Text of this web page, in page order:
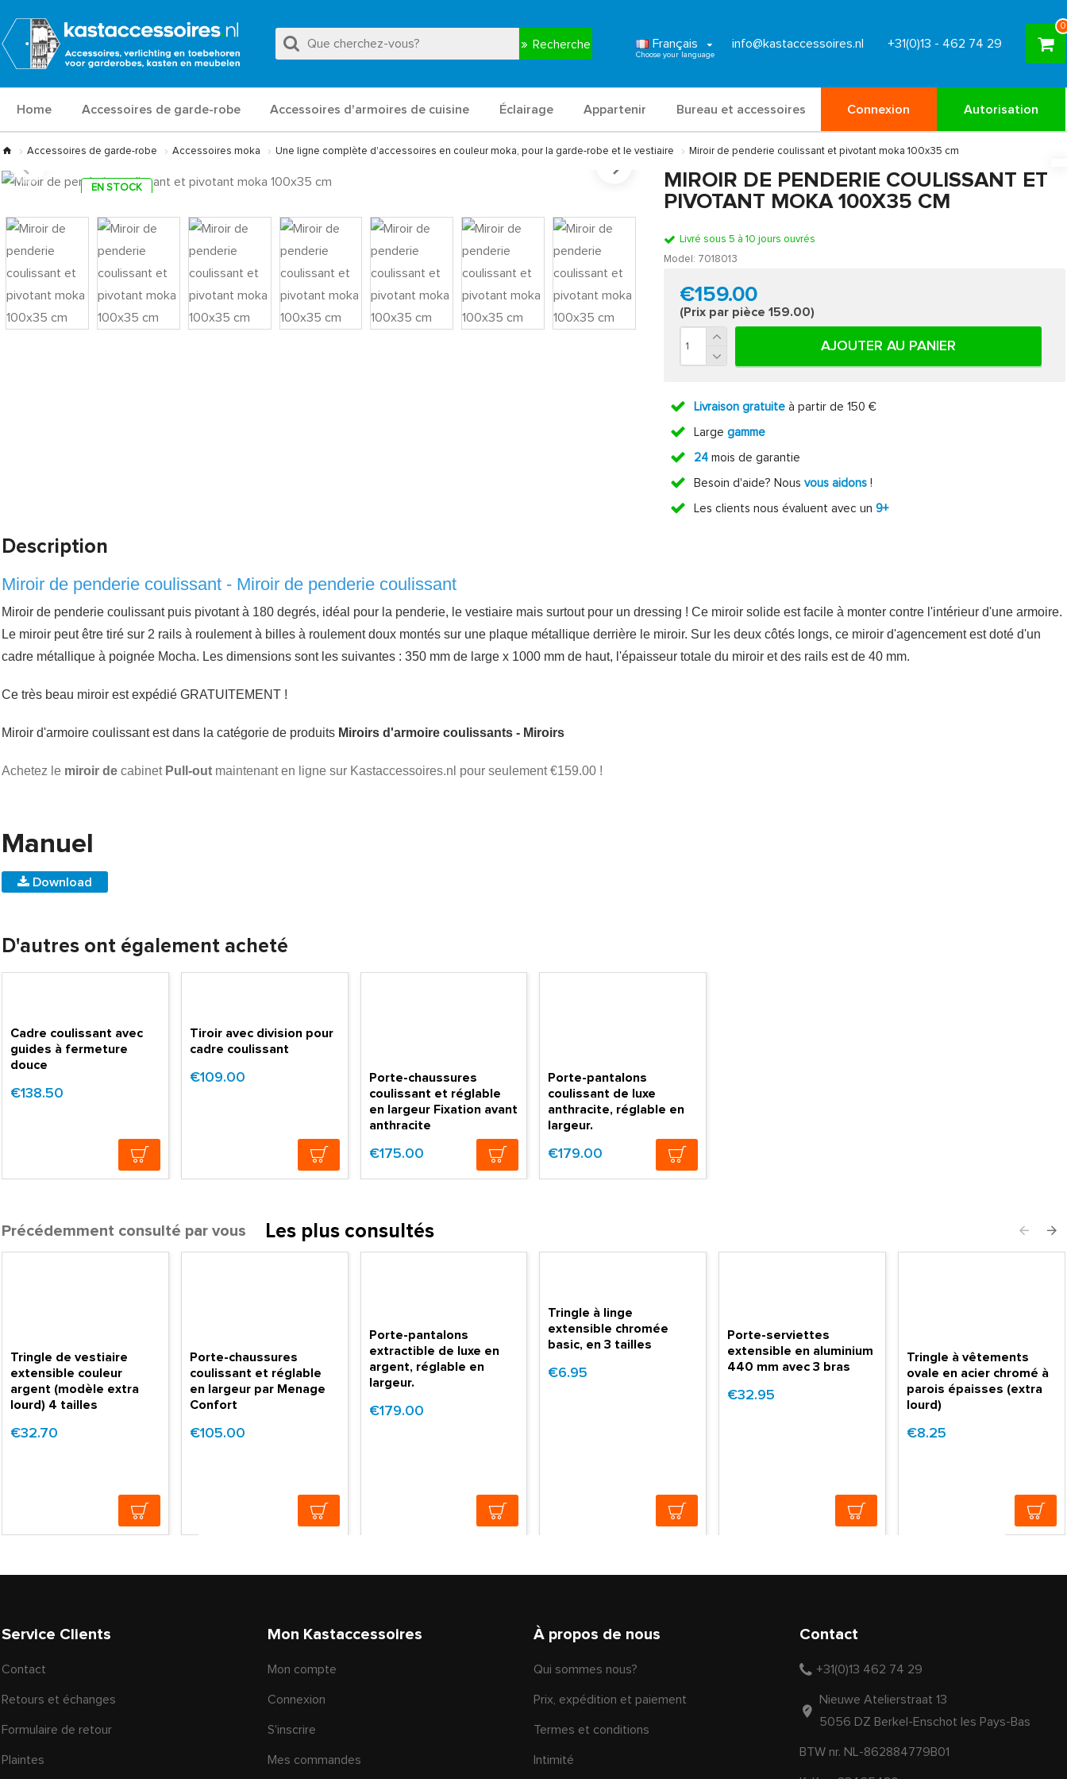
Recherche Français info@kastaccessoires.nl +31(0)13 - 462 74 29
0
Home Accessoires de garde-robe Accessoires d'armoires de cuisine Éclairage Appartenir Bureau et accessoires Connexion Autorisation
Accessoires de garde-robe Accessoires moka Une ligne complète d'accessoires en couleur moka, pour la garde-robe et le vestiaire Miroir de penderie coulissant et pivotant moka 100x35 cm
EN STOCK
MIROIR DE PENDERIE COULISSANT ET
PIVOTANT MOKA 100X35 CM
Livré sous 5 à 10 jours ouvrés
Model: 7018013
€159.00
(Prix par pièce 159.00)
AJOUTER AU PANIER
Livraison gratuiteà partir de 150 €
Large gamme
24mois de garantie
Besoin d'aide? Nous vous aidons!
Les clients nous évaluent avec un 9+
Description
Miroir de penderie coulissant - Miroir de penderie coulissant
Miroir de penderie coulissant puis pivotant à 180 degrés, idéal pour la penderie, le vestiaire mais surtout pour un dressing ! Ce miroir solide est facile à monter contre l'intérieur d'une armoire.
Le miroir peut être tiré sur 2 rails à roulement à billes à roulement doux montés sur une plaque métallique derrière le miroir. Sur les deux côtés longs, ce miroir d'agencement est doté d'un
cadre métallique à poignée Mocha. Les dimensions sont les suivantes : 350 mm de large x 1000 mm de haut, l'épaisseur totale du miroir et des rails est de 40 mm.
Ce très beau miroir est expédié GRATUITEMENT !
Miroir d'armoire coulissant est dans la catégorie de produits Miroirs d'armoire coulissants - Miroirs
Achetez le miroir de cabinet Pull-out maintenant en ligne sur Kastaccessoires.nl pour seulement €159.00 !
Manuel
Download
D'autres ont également acheté
Cadre coulissant avec
guides à fermeture
douce
€138.50
Tiroir avec division pour
cadre coulissant
€109.00
Porte-chaussures
coulissant et réglable
en largeur Fixation avant
anthracite
€175.00
Porte-pantalons
coulissant de luxe
anthracite, réglable en
largeur.
€179.00
Précédemment consulté par vous Les plus consultés
Tringle de vestiaire
extensible couleur
argent (modèle extra
lourd) 4 tailles
€32.70
Porte-chaussures
coulissant et réglable
en largeur par Menage
Confort
€105.00
Porte-pantalons
extractible de luxe en
argent, réglable en
largeur.
€179.00
Tringle à linge
extensible chromée
basic, en 3 tailles
€6.95
Porte-serviettes
extensible en aluminium
440 mm avec 3 bras
€32.95
Tringle à vêtements
ovale en acier chromé à
parois épaisses (extra
lourd)
€8.25
Service Clients
Contact
Retours et échanges
Formulaire de retour
Plaintes
Mon Kastaccessoires
Mon compte
Connexion
S'inscrire
Mes commandes
À propos de nous
Qui sommes nous?
Prix, expédition et paiement
Termes et conditions
Intimité
Contact
+31(0)13 462 74 29
Nieuwe Atelierstraat 13
5056 DZ Berkel-Enschot les Pays-Bas
BTW nr. NL-862884779B01